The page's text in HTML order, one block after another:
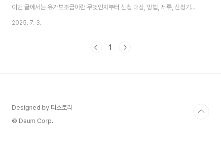
이번 글에서는 유가보조금이란 무엇인지부터 신청 대상, 방법, 서류, 신청기간,
지급 금액까지 한 번에 정리해드리겠습니다. 유가보조금이란?유가보조금은 주
대상으로 유류세 일부를 환급 또는 지원하는 제도입니다.정부는 이 제도를 통
2025. 7. 3.
1
Designed by 티스토리
© Daum Corp.